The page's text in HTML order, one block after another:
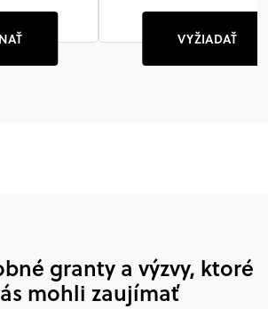
VYŽIADAŤ
granty a výzvy, ktoré
mohli zaujímať